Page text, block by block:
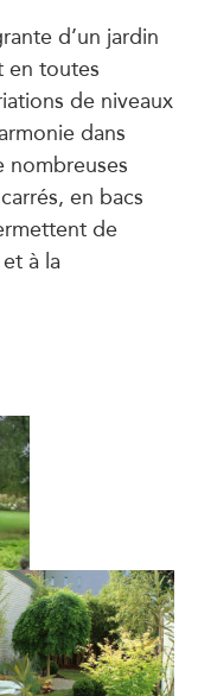
d’un jardin
en toutes
de niveaux
dans
nombreuses
en bacs
de
à la